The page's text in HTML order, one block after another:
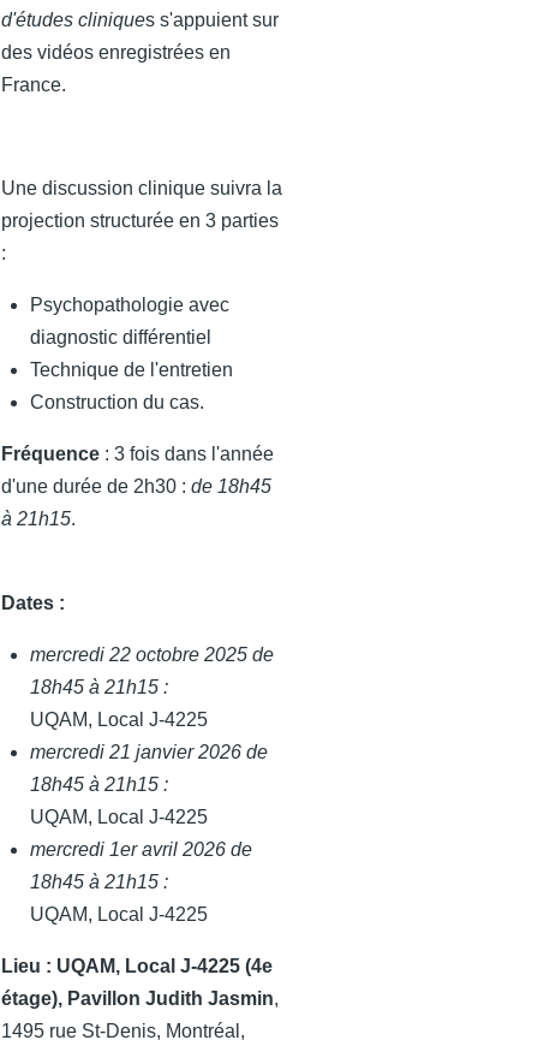
d'études cliniques s'appuient sur
des vidéos enregistrées en
France.
Une discussion clinique suivra la
projection structurée en 3 parties
:
Psychopathologie avec
diagnostic différentiel
Technique de l'entretien
Construction du cas.
Fréquence : 3 fois dans l'année
d'une durée de 2h30 : de 18h45
à 21h15.
Dates :
mercredi 22 octobre 2025 de
18h45 à 21h15 :
UQAM, Local J-4225
mercredi 21 janvier 2026 de
18h45 à 21h15 :
UQAM, Local J-4225
mercredi 1er avril 2026 de
18h45 à 21h15 :
UQAM, Local J-4225
Lieu : UQAM, Local J-4225 (4e
étage), Pavillon Judith Jasmin,
1495 rue St-Denis, Montréal,